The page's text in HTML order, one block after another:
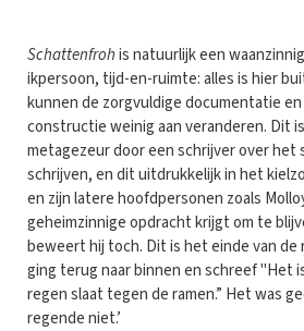
Schattenfrohis natuurlijk een
ikpersoon, tijd-en-ruimte: alles is hier
kunnen de zorgvuldige documentatie
constructie weinig aan veranderen. Dit
metagezeur door een schrijver over het
schrijven, en dit uitdrukkelijk in het
en zijn latere hoofdpersonen zoals
geheimzinnige opdracht krijgt om te
beweert hij toch. Dit is het einde van de
ging terug naar binnen en schreef "Het
regen slaat tegen de ramen.” Het was
regende niet.’